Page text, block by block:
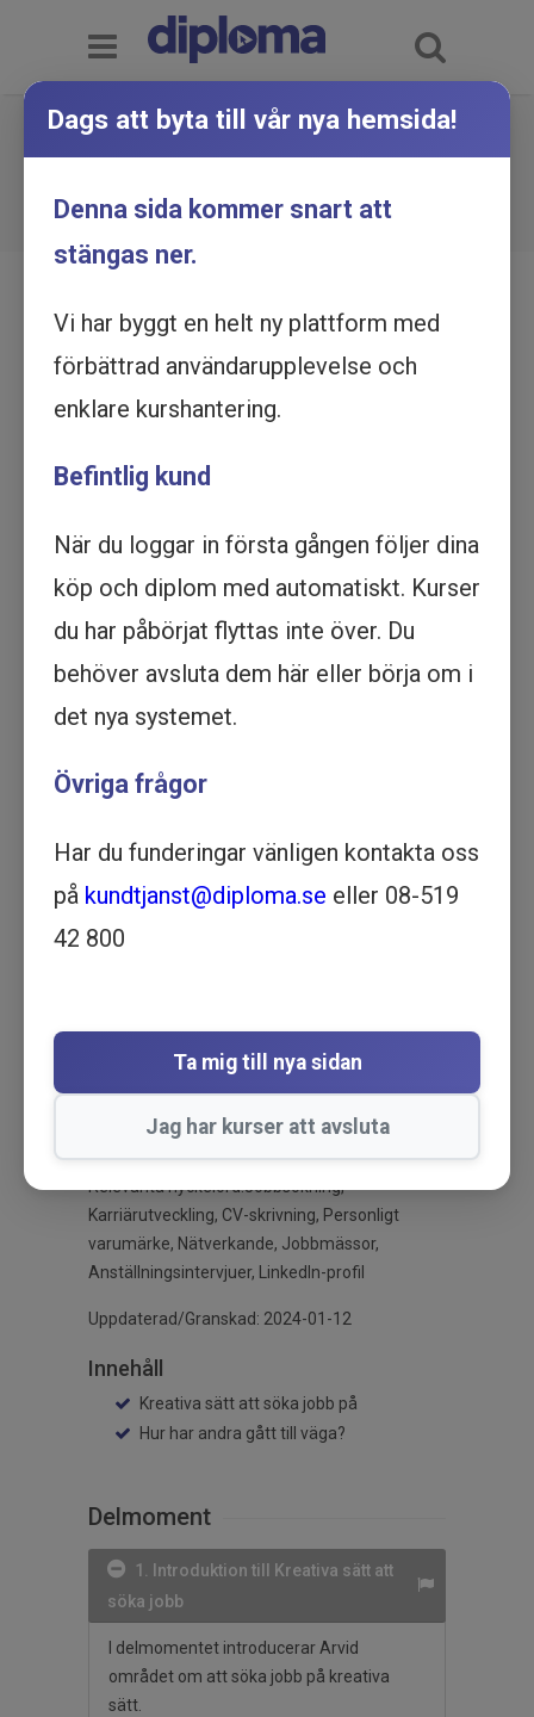
Kreativa sätt att söka jobb - Utbildning online
Köp - 395 kr
Kreativa sätt att söka jobb -
Utbildning online
ARBETSMARKNAD | 15
MINUTER
Beskrivning
att söka jobb med vår online utbildning.
kreativa sätt att söka jobb på, som får dig att
den längre utbildningen Karriärresan del 2 -
del-2-rusta-for-arbetsmarknaden
Relevanta nyckelord:Jobbsökning,
Karriärutveckling, CV-skrivning, Personligt
varumärke, Nätverkande, Jobbmässor,
Anställningsintervjuer, LinkedIn-profil
Uppdaterad/Granskad: 2024-01-12
Innehåll
Kreativa sätt att söka jobb på
Hur har andra gått till väga?
Delmoment
1. Introduktion till Kreativa sätt att
söka jobb
I delmomentet introducerar Arvid
området om att söka jobb på kreativa
sätt.
Dags att byta till vår nya hemsida!
Denna sida kommer snart att
stängas ner.
Vi har byggt en helt ny plattform med
förbättrad användarupplevelse och
enklare kurshantering.
Befintlig kund
När du loggar in första gången följer dina
köp och diplom med automatiskt. Kurser
du har påbörjat flyttas inte över. Du
behöver avsluta dem här eller börja om i
det nya systemet.
Övriga frågor
Har du funderingar vänligen kontakta oss
på kundtjanst@diploma.se eller 08-519
42 800
Ta mig till nya sidan
Jag har kurser att avsluta